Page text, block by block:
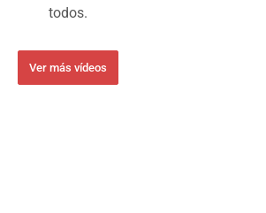
todos.
Ver más vídeos